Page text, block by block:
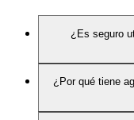
¿Es seguro
¿Por qué tiene